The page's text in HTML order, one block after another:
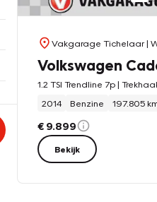
Vakgarage Tichelaar|
Volkswagen
2014
Benzine 197.805
€ 9.899
Bekijk